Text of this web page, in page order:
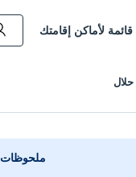
قائمة لأماكن إقامتك
ملحوظات